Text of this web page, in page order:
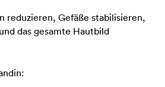
reduzieren, Gefäße stabilisieren,
das gesamte Hautbild